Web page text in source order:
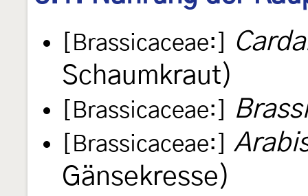
[Brassicaceae:]
Schaumkraut)
[Brassicaceae:]
[Brassicaceae:]
Gänsekresse)